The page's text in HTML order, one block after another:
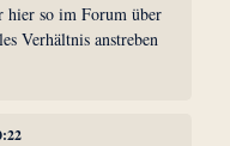
hier so im Forum über
Verhältnis anstreben